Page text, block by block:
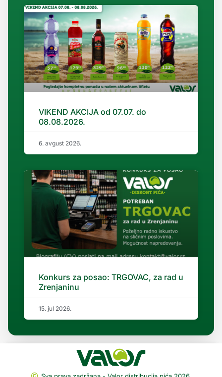
VIKEND AKCIJA od 07.07. do
08.08.2026.
6. avgust 2026.
Konkurs za posao: TRGOVAC, za rad u
Zrenjaninu
15. jul 2026.